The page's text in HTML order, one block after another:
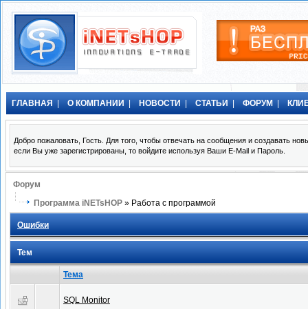
ГЛАВНАЯ О КОМПАНИИ НОВОСТИ СТАТЬИ ФОРУМ
Добро пожаловать, Гость. Для того, чтобы отвечать на сообщения и создавать
если Вы уже зарегистрированы, то войдите используя Ваши E-Mail и Пароль.
Форум
Программа iNETsHOP » Работа с программой
Ошибки
Тем
Тема
SQL Monitor